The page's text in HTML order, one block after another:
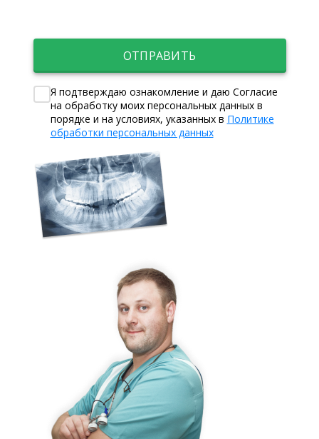
ОТПРАВИТЬ
Я подтверждаю ознакомление и даю Согласие
на обработку моих персональных данных в
порядке и на условиях, указанных в Политике
обработки персональных данных